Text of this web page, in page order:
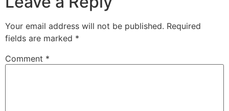
Your email address will not be published. Required
fields are marked *
Comment *